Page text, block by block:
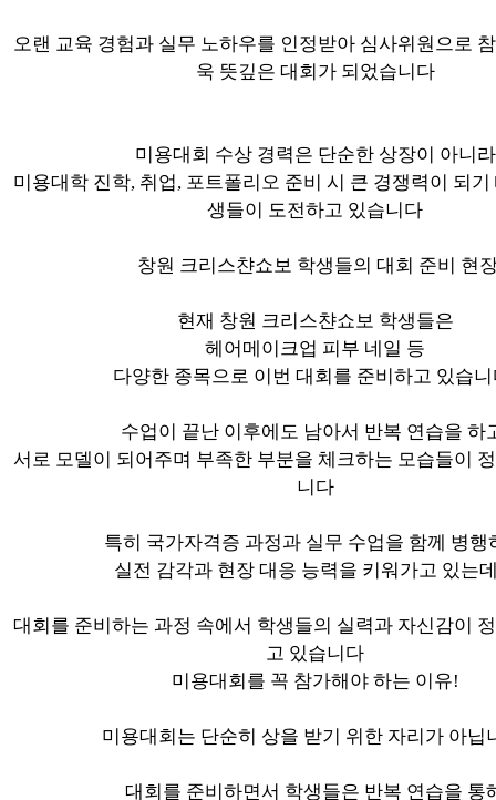
오랜 교육 경험과 실무 노하우를 인정받아 심사위원으로
욱 뜻깊은 대회가 되었습니다
미용대회 수상 경력은 단순한 상장이 아니라
미용대학 진학, 취업, 포트폴리오 준비 시 큰 경쟁력이 되
생들이 도전하고 있습니다
창원 크리스챤쇼보 학생들의 대회 준비 현
현재 창원 크리스챤쇼보 학생들은
헤어메이크업 피부 네일 등
다양한 종목으로 이번 대회를 준비하고 있습
수업이 끝난 이후에도 남아서 반복 연습을 하
서로 모델이 되어주며 부족한 부분을 체크하는 모습들이
니다
특히 국가자격증 과정과 실무 수업을 함께 병행
실전 감각과 현장 대응 능력을 키워가고 있는
대회를 준비하는 과정 속에서 학생들의 실력과 자신감이
고 있습니다
미용대회를 꼭 참가해야 하는 이유!
미용대회는 단순히 상을 받기 위한 자리가 아닙
대회를 준비하면서 학생들은 반복 연습을 통